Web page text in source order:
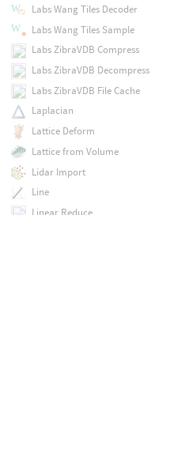
Labs Wang Tiles Decoder
Labs Wang Tiles Sample
Labs ZibraVDB Compress
Labs ZibraVDB Decompress
Labs ZibraVDB File Cache
Laplacian
Lattice Deform
Lattice from Volume
Lidar Import
Line
Linear Reduce